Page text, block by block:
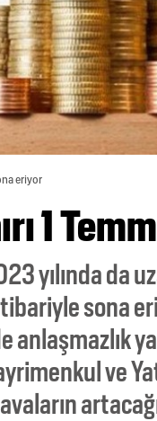
eriyor
1
yılında da
itibariyle sona
anlaşmazlık
ve